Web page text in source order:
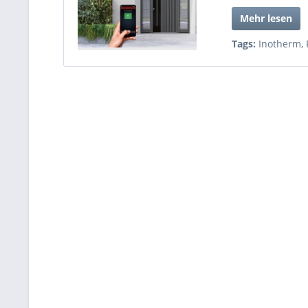
Mehr lesen
Tags: Inotherm,